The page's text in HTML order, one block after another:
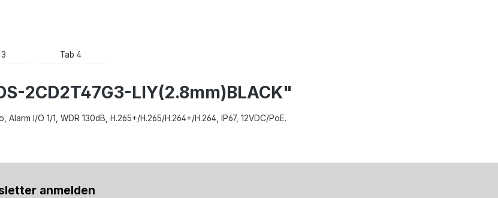
Tab 4
2CD2T47G3-LIY(2.8mm)BLACK"
I/O 1/1, WDR 130dB, H.265+/H.265/H.264+/H.264, IP67, 12VDC/PoE.
anmelden